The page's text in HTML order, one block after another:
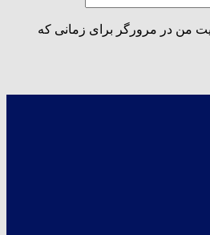
من در مرورگر برای زمانی که